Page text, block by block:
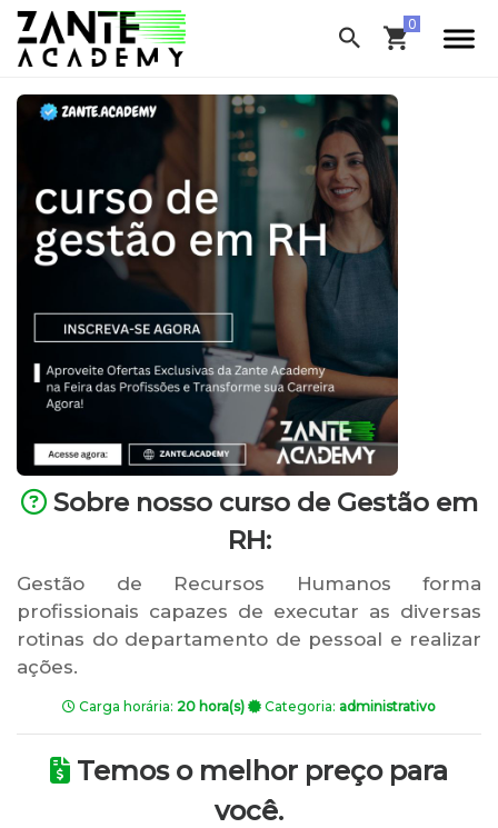
Sobre nosso curso de Gestão em
RH:
Gestão de Recursos Humanos forma
profissionais capazes de executar as diversas
rotinas do departamento de pessoal e realizar
ações.
Carga horária: 20 hora(s) Categoria: administrativo
Temos o melhor preço para
você.